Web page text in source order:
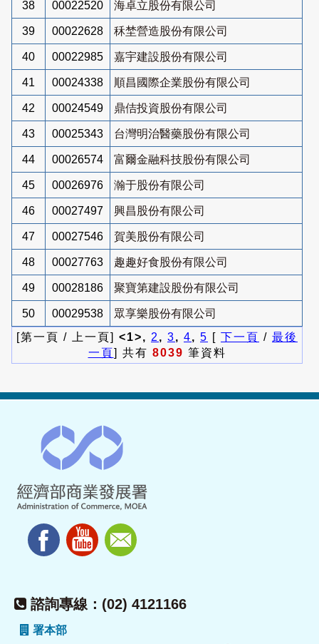
38 00022520 海卓立股份有限公司
39 00022628 秝埜營造股份有限公司
40 00022985 嘉宇建設股份有限公司
41 00024338 順昌國際企業股份有限公司
42 00024549 鼎佶投資股份有限公司
43 00025343 台灣明治醫藥股份有限公司
44 00026574 富爾金融科技股份有限公司
45 00026976 瀚于股份有限公司
46 00027497 興昌股份有限公司
47 00027546 賀美股份有限公司
48 00027763 趣趣好食股份有限公司
49 00028186 聚寶第建設股份有限公司
50 00029538
眾享樂股份有限公司
[第一頁 / 上一頁] <1>, 2 , 3, 4, 5 [ 下一頁 / 最後
一頁] 共有 8039 筆資料
諮詢專線：(02) 4121166
署本部